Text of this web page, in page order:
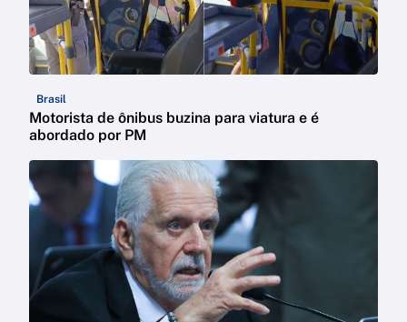
Brasil
Motorista de ônibus buzina para viatura e é
abordado por PM